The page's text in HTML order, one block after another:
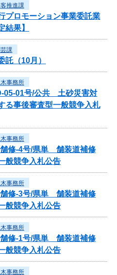
推進課
プロモーション事業委託業
結果】
課
託（10月）
事務所
05-01号/公共 土砂災害対
る事後審査型一般競争入札
事務所
舗修-4号/県単 舗装道補修
般競争入札公告
事務所
舗修-3号/県単 舗装道補修
般競争入札公告
事務所
舗修-1号/県単 舗装道補修
般競争入札公告
事務所